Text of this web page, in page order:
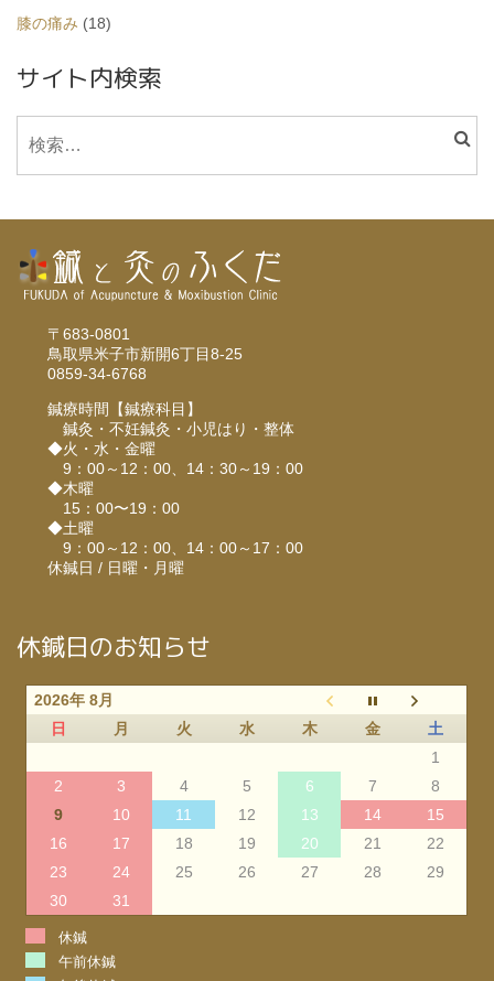
膝の痛み (18)
サイト内検索
索:
〒683-0801
鳥取県米子市新開6丁目8-25
0859-34-6768
鍼療時間【鍼療科目】
鍼灸・不妊鍼灸・小児はり・整体
◆火・水・金曜
9：00～12：00、14：30～19：00
◆木曜
15：00〜19：00
◆土曜
9：00～12：00、14：00～17：00
休鍼日 / 日曜・月曜
休鍼日のお知らせ
2026年 8月
日
月 火 水 木 金
土
1
2
3 4 5 6 7
8
9
10 11 12 13 14
15
16
17 18 19 20 21
22
23
24 25 26 27 28
29
30
31
休鍼
午前休鍼